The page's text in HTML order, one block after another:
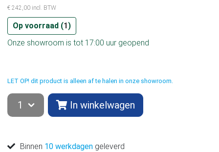
€ 242,00 incl. BTW
Op voorraad (1)
Onze showroom is tot 17:00 uur geopend
LET OP! dit product is alleen af te halen in onze showroom.
In winkelwagen
Binnen 10 werkdagen geleverd